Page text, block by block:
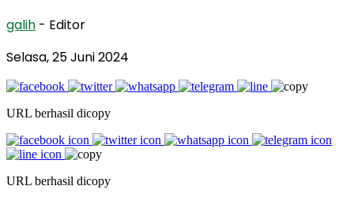
galih - Editor
Selasa, 25 Juni 2024
URL berhasil dicopy
URL berhasil dicopy